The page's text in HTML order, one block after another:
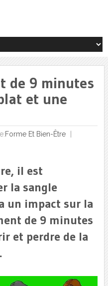
de 9 minutes
et une
Forme Et Bien-Être
il est
la sangle
un impact sur la
de 9 minutes
et perdre de la